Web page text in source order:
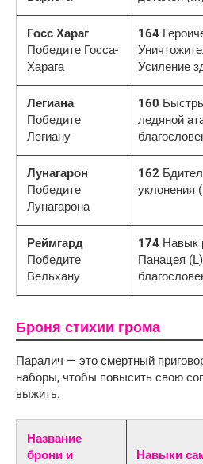
Госс Хараг
Победите Госса-
Харага
164
Усиление
Легиана
Победите
Легиану
160
ледяной
Лунагарон
Победите
Лунагарона
162
уклонения
Реймгард
Победите
Вельхану
174 Навык
Панацея
Броня стихии грома
Паралич — это смертный
наборы, чтобы повысить свою
выжить.
Название
брони и
Навыки